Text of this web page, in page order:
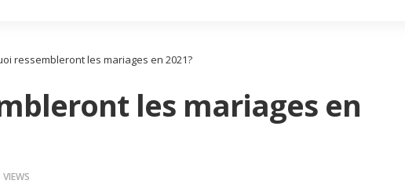
ressembleront les mariages en 2021?
les mariages en